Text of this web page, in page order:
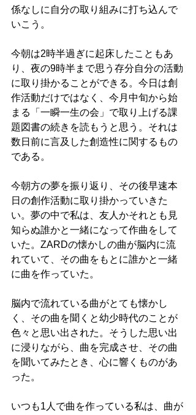
係なしに自分の取り組みに打ち込んで
いこう。
今朝は2時半過ぎに起床したこともあ
り、夜の9時半まで思う存分自分の活動
に取り掛かることができる。今日は創
作活動だけではなく、今月中旬から始
まる「一瞬一生の会」で取り上げる課
題図書の続きを読もうと思う。それは
数日前に言及した創造性に関するもの
である。
今朝方の夢を振り返り、その後早速本
日の創作活動に取り掛かっていきた
い。夢の中で私は、友人かそれとも見
知らぬ誰かと一緒になって作曲をして
いた。ZARDの懐かしの曲が脳内に流
れていて、その曲をもとに誰かと一緒
に曲を作っていた。
脳内で流れている曲がとても懐かし
く、その曲を聞くと幼少時代のことが
色々と思い出された。そうした思い出
に浸りながら、曲を完成させ、その曲
を聞いてみたとき、心に響くものがあ
った。
いつも1人で曲を作っている私は、曲が